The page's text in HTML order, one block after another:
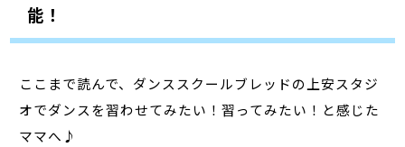
能！
ここまで読んで、ダンススクールブレッドの上安スタジ
オでダンスを習わせてみたい！習ってみたい！と感じた
ママへ♪